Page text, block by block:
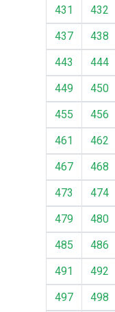
431 432
437
438
443
444
449
450
455
456
461
462
467
468
473
474
479
480
485
486
491
492
497
498